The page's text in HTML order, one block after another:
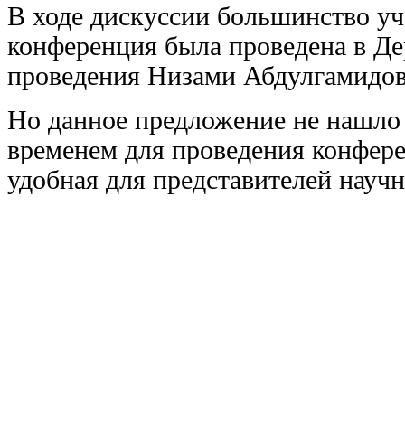
В ходе дискуссии большинство
конференция была проведена в
проведения Низами
Но данное предложение не
временем для проведения
удобная для представителей